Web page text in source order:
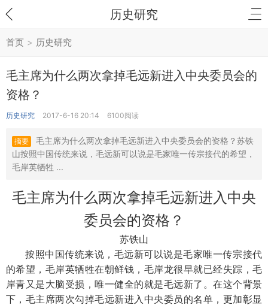
历史研究
首页 > 历史研究
毛主席为什么两次拿掉毛远新进入中央委员会的
资格？
历史研究 2017-6-16 20:14 6100阅读
摘要
毛主席为什么两次拿掉毛远新进入中央委员会的资格？苏铁
山按照中国传统来说，毛远新可以说是毛家唯一传宗接代的希望，
毛岸英牺牲 ...
毛主席为什么两次拿掉毛远新进入中央
委员会的资格？
苏铁山
按照中国传统来说 ， 毛远新可以说是毛家唯一传宗接代
的希望 ， 毛岸英牺牲在朝鲜钱 ， 毛岸龙很早就已经失踪 ，毛
岸青又是大脑受损 ， 唯一健全的就是毛远新了。在这个背景
下 ， 毛主席两次勾掉毛远新进入中央委员的名单 ， 更加彰显